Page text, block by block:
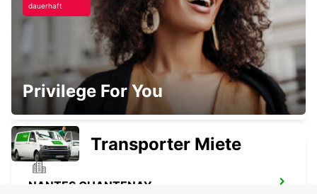
NANTES FLUGHAFEN
BOUGUENAIS - FRANCE
NANTES CHANTENAY
dauerhaft
Privilege For You
Transporter Miete